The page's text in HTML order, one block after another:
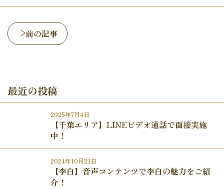
前の記事
最近の投稿
2025年7月4日
【千葉エリア】LINEビデオ通話で面接実施
中！
2024年10月21日
【李白】音声コンテンツで李白の魅力をご紹
介！